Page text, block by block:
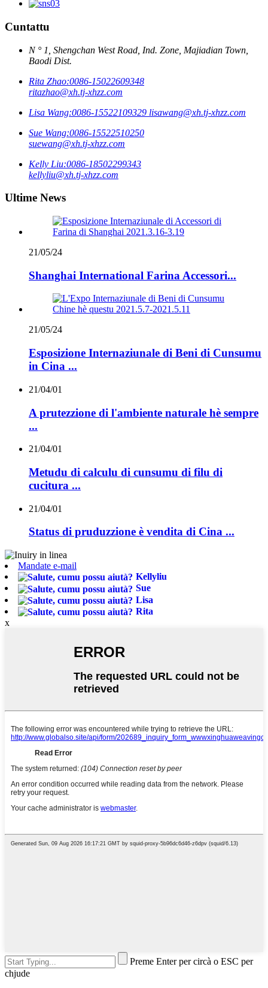
Cuntattu
N ° 1, Shengchan West Road, Ind. Zone, Majiadian Town,
Baodi Dist.
Rita Zhao:0086-15022609348
ritazhao@xh.tj-xhzz.com
Lisa Wang:0086-15522109329 lisawang@xh.tj-xhzz.com
Sue Wang:0086-15522510250
suewang@xh.tj-xhzz.com
Kelly Liu:0086-18502299343
kellyliu@xh.tj-xhzz.com
Ultime News
21/05/24
Shanghai International Farina Accessori...
21/05/24
Esposizione Internaziunale di Beni di Cunsumu
in Cina ...
21/04/01
A prutezzione di l'ambiente naturale hè sempre
...
21/04/01
Metudu di calculu di cunsumu di filu di
cucitura ...
21/04/01
Status di pruduzzione è vendita di Cina ...
Mandate e-mail
Kellyliu
Sue
Lisa
Rita
x
Preme Enter per circà o ESC per
chjude